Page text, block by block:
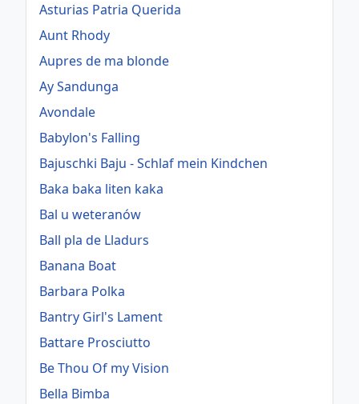
Asturias Patria Querida
Aunt Rhody
Aupres de ma blonde
Ay Sandunga
Avondale
Babylon's Falling
Bajuschki Baju - Schlaf mein Kindchen
Baka baka liten kaka
Bal u weteranów
Ball pla de Lladurs
Banana Boat
Barbara Polka
Bantry Girl's Lament
Battare Prosciutto
Be Thou Of my Vision
Bella Bimba